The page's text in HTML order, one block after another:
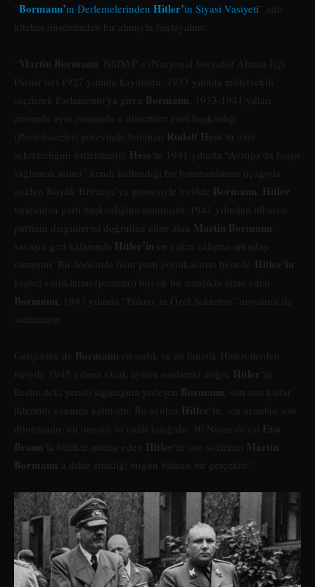
“ Bormann’ın Derlemelerinden Hitler’in Siyasi Vasiyeti ” adlı
kitabın önsözünden bir alıntıyla başlayalım:
“ Martin Bormann , NSDAP’a (Nasyonal Sosyalist Alman İşçi
Partisi’ne) 1927 yılında kaydoldu. 1933 yılında milletvekili
seçilerek Parlamento’ya giren Bormann , 1933-1941 yılları
arasında aynı zamanda o dönemler parti başkanlığı
( Parteikanzlei ) görevinde bulunan Rudolf Hess‘in özel
sekreterliğini üstlenmiştir. Hess‘in 1941 yılında “Avrupa’da barışı
sağlamak adına” kendi kullandığı bir bombardıman uçağıyla
aniden Büyük Britanya’ya gitmesiyle birlikte Bormann Hitler
tarafından parti başkanlığına atanmıştır. 1941 yılından itibaren
partinin dizginlerini doğrudan eline alan Martin Bormann
savaşın geri kalanında Hitler’in en yakın çalışma arkadaşı
olmuştur. Bu dönemde hem parti politikalarını hem de Hitler’in
kişisel varlıklarını (parasını) büyük bir ustalıkla idare eden
Bormann , 1943 yılında “Führer’in Özel Sekreteri” unvanını da
sırtlamıştır.
Gerçekten de Bormann en sadık ve en fanatik Hitlercilerden
biriydi. 1945 yılının Ocak ayının sonlarına doğru Hitler‘in
Berlin’deki yeraltı sığınağına yerleşen Bormann , son ana kadar
liderinin yanında kalmıştır, Bu açıdan Hitler‘in, -en azından son
döneminin- en önemli ve ciddi tanığıdır. 30 Nisan’da eşi Eva
Braun‘la birlikte intihar eden Hitler‘in son sözlerini Martin
Bormann‘a dikte ettirdiği bugün bilinen bir gerçektir.”